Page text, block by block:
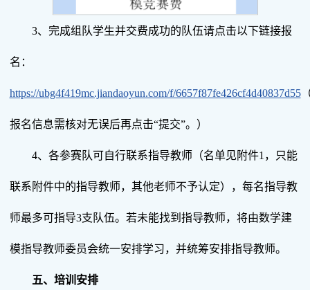
3、完成组队学生并交费成功的队伍请点击以下链接报
名：
https://ubg4f419mc.jiandaoyun.com/f/6657f87fe426cf4d40837d55
报名信息需核对无误后再点击“提交”。）
4、各参赛队可自行联系指导教师（名单见附件1，只能
联系附件中的指导教师，其他老师不予认定），每名指导教
师最多可指导3支队伍。若未能找到指导教师，将由数学建
模指导教师委员会统一安排学习，并统筹安排指导教师。
五、培训安排